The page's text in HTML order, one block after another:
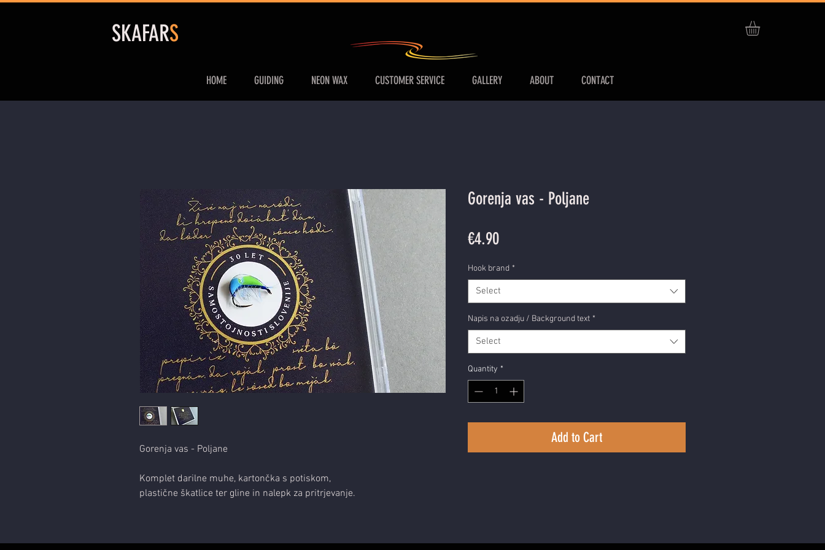
SKAFARS
HOME GUIDING NEON WAX CUSTOMER SERVICE GALLERY ABOUT CONTACT
Gorenja vas - Poljane
Komplet darilne muhe, kartončka s potiskom,
plastične škatlice ter gline in nalepk za pritrjevanje.
Gorenja vas - Poljane
€4.90Price
Hook brand *
Select
Napis na ozadju / Background text *
Select
Quantity *
Add to Cart